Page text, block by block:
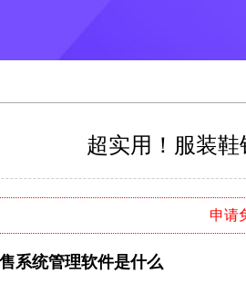
超实用！服装
申请
系统管理软件是什么